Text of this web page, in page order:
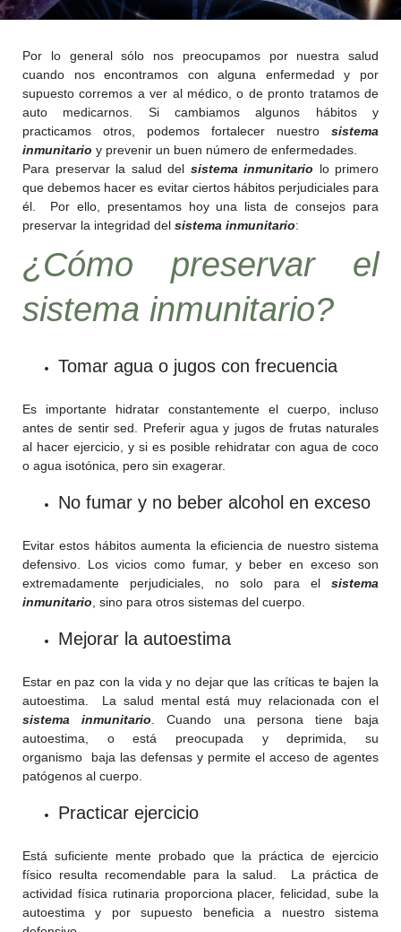
Por lo general sólo nos preocupamos por nuestra salud
cuando nos encontramos con alguna enfermedad y por
supuesto corremos a ver al médico, o de pronto tratamos de
auto medicarnos. Si cambiamos algunos hábitos y
practicamos otros, podemos fortalecer nuestro sistema
inmunitario y prevenir un buen número de enfermedades.
Para preservar la salud del sistema inmunitario lo primero
que debemos hacer es evitar ciertos hábitos perjudiciales para
él. Por ello, presentamos hoy una lista de consejos para
preservar la integridad del sistema inmunitario:
¿Cómo preservar el
sistema inmunitario?
Tomar agua o jugos con frecuencia
Es importante hidratar constantemente el cuerpo, incluso
antes de sentir sed. Preferir agua y jugos de frutas naturales
al hacer ejercicio, y si es posible rehidratar con agua de coco
o agua isotónica, pero sin exagerar.
No fumar y no beber alcohol en exceso
Evitar estos hábitos aumenta la eficiencia de nuestro sistema
defensivo. Los vicios como fumar, y beber en exceso son
extremadamente perjudiciales, no solo para el sistema
inmunitario , sino para otros sistemas del cuerpo.
Mejorar la autoestima
Estar en paz con la vida y no dejar que las críticas te bajen la
autoestima. La salud mental está muy relacionada con el
sistema inmunitario . Cuando una persona tiene baja
autoestima, o está preocupada y deprimida, su
organismo baja las defensas y permite el acceso de agentes
patógenos al cuerpo.
Practicar ejercicio
Está suficiente mente probado que la práctica de ejercicio
físico resulta recomendable para la salud. La práctica de
actividad física rutinaria proporciona placer, felicidad, sube la
autoestima y por supuesto beneficia a nuestro sistema